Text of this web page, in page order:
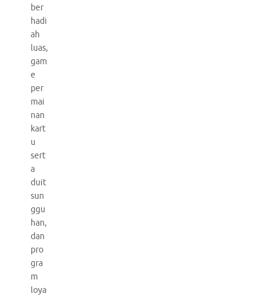
ber
hadi
ah
luas,
gam
e
per
mai
nan
kart
u
sert
a
duit
sun
ggu
han,
dan
pro
gra
m
loya